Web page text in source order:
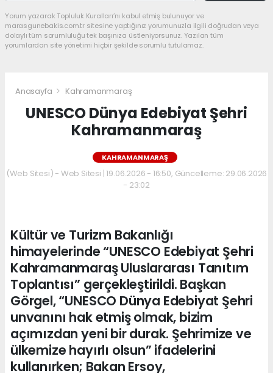
Yorum yazarak Topluluk Kuralları’nı kabul etmiş bulunuyor ve
marasgunebakis.com.tr sitesine yaptığınız yorumunuzla ilgili doğrudan veya
dolaylı tüm sorumluluğu tek başınıza üstleniyorsunuz. Yazılan tüm
yorumlardan site yönetimi hiçbir şekilde sorumlu tutulamaz.
Anasayfa Kahramanmaraş
UNESCO Dünya Edebiyat Şehri
Kahramanmaraş
KAHRAMANMARAŞ
(Web Sitesi) - Web Sitesi | 19.06.2026 - 16:50, Güncelleme: 29.06.2026
- 23:02
Kültür ve Turizm Bakanlığı
himayelerinde “UNESCO Edebiyat Şehri
Kahramanmaraş Uluslararası Tanıtım
Toplantısı” gerçekleştirildi. Başkan
Görgel, “UNESCO Dünya Edebiyat Şehri
unvanını hak etmiş olmak, bizim
açımızdan yeni bir durak. Şehrimize ve
ülkemize hayırlı olsun” ifadelerini
kullanırken; Bakan Ersoy,